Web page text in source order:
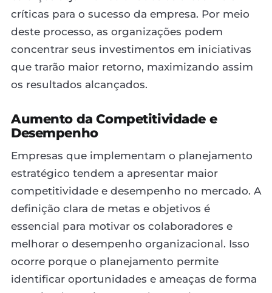
críticas para o sucesso da empresa. Por meio
deste processo, as organizações podem
concentrar seus investimentos em iniciativas
que trarão maior retorno, maximizando assim
os resultados alcançados.
Aumento da Competitividade e
Desempenho
Empresas que implementam o planejamento
estratégico tendem a apresentar maior
competitividade e desempenho no mercado. A
definição clara de metas e objetivos é
essencial para motivar os colaboradores e
melhorar o desempenho organizacional. Isso
ocorre porque o planejamento permite
identificar oportunidades e ameaças de forma